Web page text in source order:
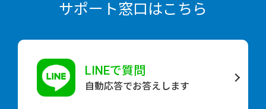
サポート窓口はこちら
LINEで質問
自動応答でお答えします